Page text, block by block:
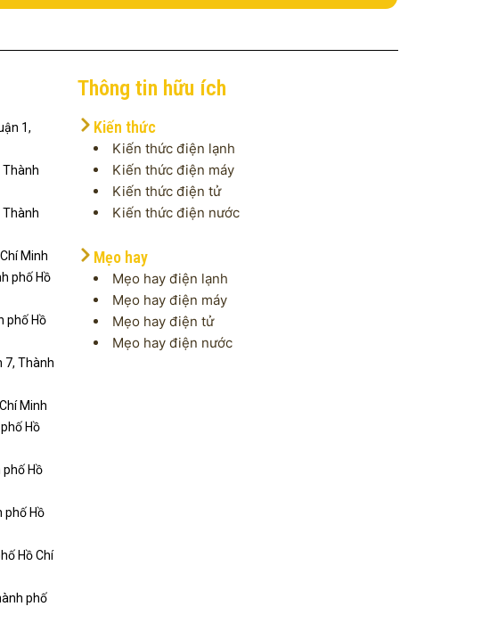
1,
Thành
Thành
Minh
phố Hồ
phố Hồ
7, Thành
Minh
Hồ
phố Hồ
phố Hồ
Hồ Chí
phố
Thông tin hữu ích
Kiến thức
Kiến thức điện lạnh
Kiến thức điện máy
Kiến thức điện tử
Kiến thức điện nước
Mẹo hay
Mẹo hay điện lạnh
Mẹo hay điện máy
Mẹo hay điện tử
Mẹo hay điện nước